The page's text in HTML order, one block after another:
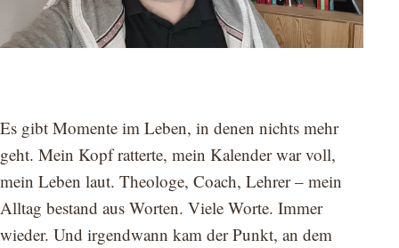
Es gibt Momente im Leben, in denen nichts mehr
geht. Mein Kopf ratterte, mein Kalender war voll,
mein Leben laut. Theologe, Coach, Lehrer – mein
Alltag bestand aus Worten. Viele Worte. Immer
wieder. Und irgendwann kam der Punkt, an dem